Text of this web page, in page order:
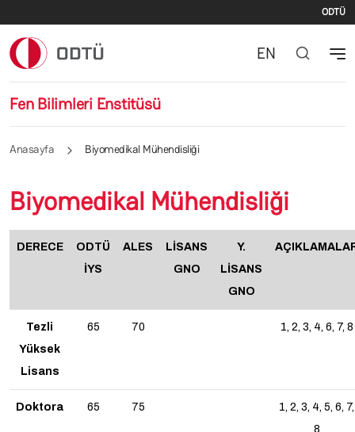
ODTÜ
Fen Bilimleri Enstitüsü
EN
Anasayfa Biyomedikal Mühendisliği
Biyomedikal Mühendisliği
DERECE
ODTÜ
İYS
ALES
LİSANS
GNO
Y.
LİSANS
GNO
Tezli
Yüksek
Lisans
65 70 1, 2, 3, 4, 6, 7, 8
Doktora 65 75
1, 2, 3, 4, 5, 6, 7,
8